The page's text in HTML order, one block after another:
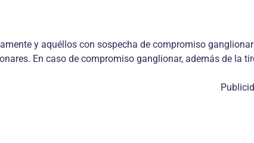
y aquéllos con sospecha de compromiso
En caso de compromiso ganglionar, además de la